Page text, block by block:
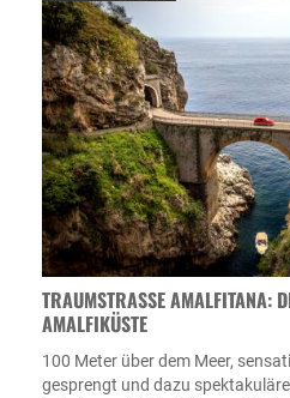
TRAUMSTRASSE AMALFITANA:
MALFIKÜSTE
100 Meter über dem Meer,
gesprengt und dazu